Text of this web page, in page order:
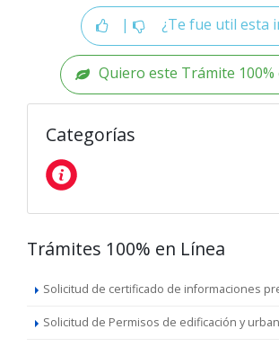
| ¿Te fue util esta
Quiero este Trámite 100%
Categorías
Trámites 100% en Línea
Solicitud de certificado de informaciones
Solicitud de Permisos de edificación y